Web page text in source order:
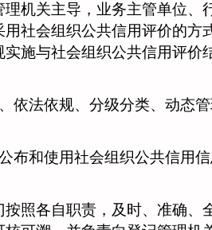
关主导，业务主管单位、
社会组织公共信用评价的方
施与社会组织公共信用评价
依法依规、分级分类、动态
布和使用社会组织公共信用
各自职责，及时、准确、